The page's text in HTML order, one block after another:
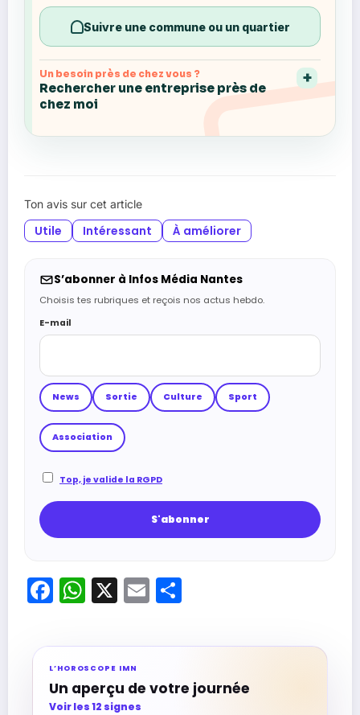
Suivre une commune ou un quartier
Un besoin près de chez vous ?
Rechercher une entreprise près de
chez moi
Ton avis sur cet article
Utile Intéressant À améliorer
S’abonner à Infos Média Nantes
Choisis tes rubriques et reçois nos actus hebdo.
E-mail
News Sortie Culture Sport
Association
Top, je valide la RGPD
Facebook
WhatsApp
X Email
L’HOROSCOPE IMN
Un aperçu de votre journée
Voir les 12 signes